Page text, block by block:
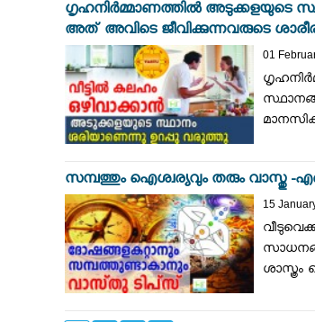
ഗൃഹനിർമ്മാണത്തിൽ അടുക്കളയുടെ
അത് അവിടെ ജീവിക്കുന്നവരുടെ
01
സമ്പത്തും ഐശ്വര്യവും തരും വാസ്തു -
15